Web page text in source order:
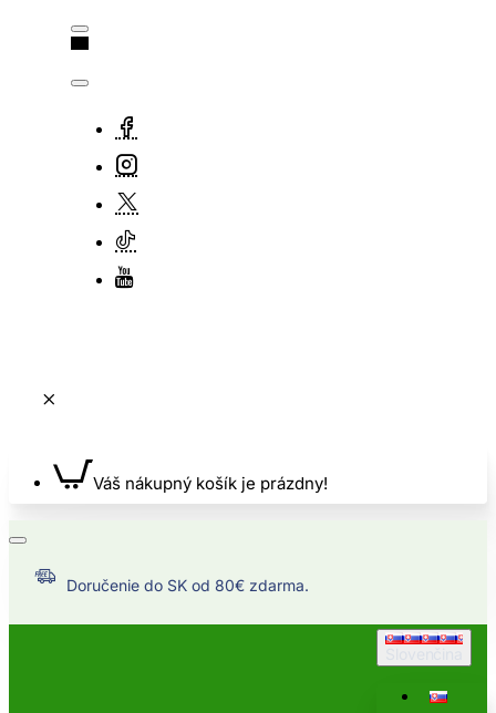
Váš nákupný košík je prázdny!
Doručenie do SK od 80€ zdarma.